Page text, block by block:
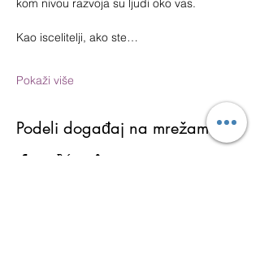
kom nivou razvoja su ljudi oko vas.
Kao iscelitelji, ako ste…
Pokaži više
Podeli događaj na mrežama